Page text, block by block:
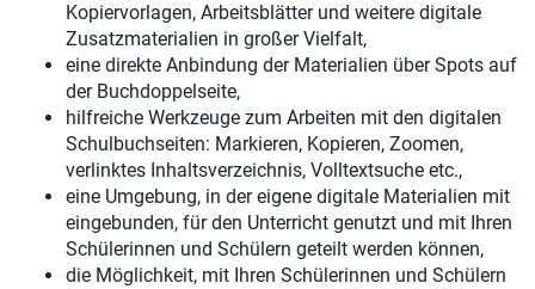
Kopiervorlagen, Arbeitsblätter und weitere digitale
Zusatzmaterialien in großer Vielfalt,
eine direkte Anbindung der Materialien über Spots auf
der Buchdoppelseite,
hilfreiche Werkzeuge zum Arbeiten mit den digitalen
Schulbuchseiten: Markieren, Kopieren, Zoomen,
verlinktes Inhaltsverzeichnis, Volltextsuche etc.,
eine Umgebung, in der eigene digitale Materialien mit
eingebunden, für den Unterricht genutzt und mit Ihren
Schülerinnen und Schülern geteilt werden können,
die Möglichkeit, mit Ihren Schülerinnen und Schülern